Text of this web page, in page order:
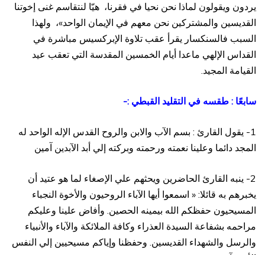
يردون ويقولون لماذا نحن نحيا في فقرنا، هيّا لنتقاسم غنى إخوتنا
القديسين والمشتركين نحن معهم في الإيمان الواحد»، ولهذا
السبب فالسنكسار يقرأ عقب تلاوة الإبركسيس مباشرة في
القداس الإلهي ماعدا أيام الخمسين المقدسة التي تعقب عيد
القيامة المجيد.
سابعًا : طقسه في التقليد القبطي :-
1- يقول القارئ : بسم الآب والابن والروح القدس الإله الواحد له
المجد دائما وعلينا نعمته ورحمته وبركته إلي أبد الآبدين آمين
2- ينبه القارئ الحاضرين ويحثهم علي الإصغاء لما هو عتيد أن
يخبرهم به قائلا: « اسمعوا أيها الآباء الروحيون والأخوة النجباء
المسيحيون حفظكم الله بيمينه الحصين. وأفاض علينا وعليكم
مراحمه بشفاعة السيدة العذراء وكافة الملائكة والآباء والأنبياء
والرسل والشهداء القديسين. وحفظنا وإياكم مسيحيين إلي النفس